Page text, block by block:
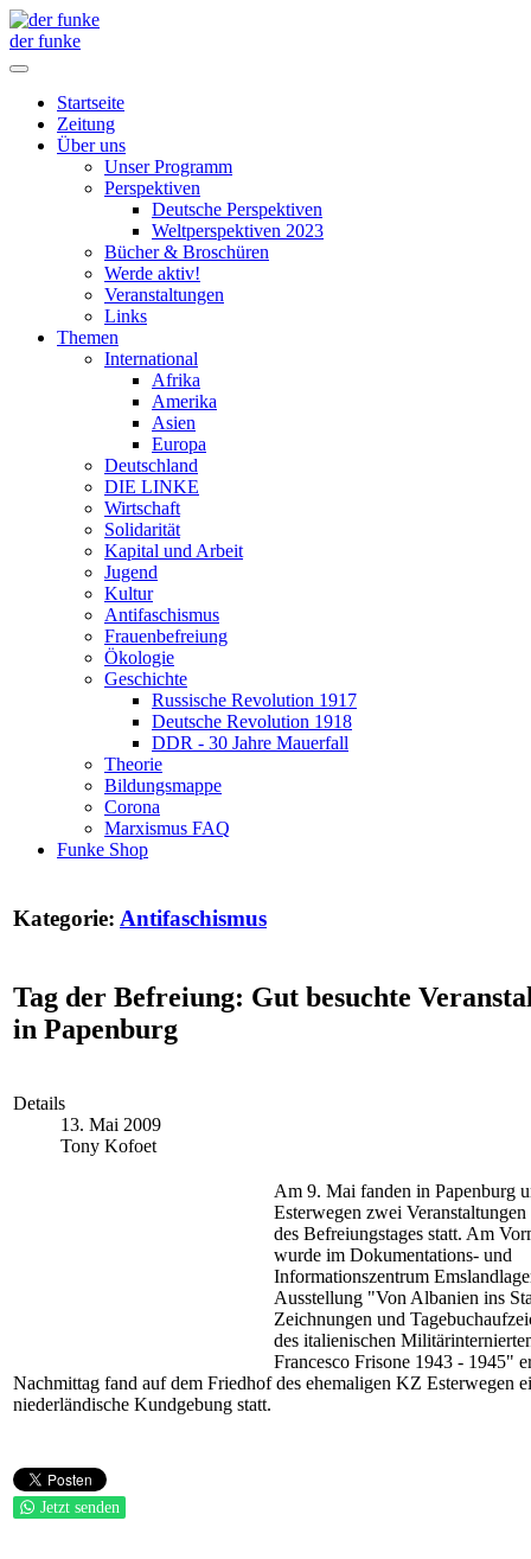
der funke
Startseite
Zeitung
Über uns
Unser Programm
Perspektiven
Deutsche Perspektiven
Weltperspektiven 2023
Bücher & Broschüren
Werde aktiv!
Veranstaltungen
Links
Themen
International
Afrika
Amerika
Asien
Europa
Deutschland
DIE LINKE
Wirtschaft
Solidarität
Kapital und Arbeit
Jugend
Kultur
Antifaschismus
Frauenbefreiung
Ökologie
Geschichte
Russische Revolution 1917
Deutsche Revolution 1918
DDR - 30 Jahre Mauerfall
Theorie
Bildungsmappe
Corona
Marxismus FAQ
Funke Shop
Kategorie: Antifaschismus
Tag der Befreiung: Gut besuchte
in Papenburg
Details
13. Mai 2009
Tony Kofoet
Am 9. Mai fanden in Papenburg
Esterwegen zwei Veranstaltungen
des Befreiungstages statt. Am
wurde im Dokumentations- und
Informationszentrum
Ausstellung "Von Albanien ins
Zeichnungen und
des italienischen
Francesco Frisone 1943 - 1945"
Nachmittag fand auf dem Friedhof des ehemaligen KZ Esterwegen
niederländische Kundgebung statt.
Jetzt senden